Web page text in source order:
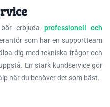
erbjuda professionell och
som har en supportteam
dig med tekniska frågor och
En stark kundservice gör
när du behöver det som bäst.